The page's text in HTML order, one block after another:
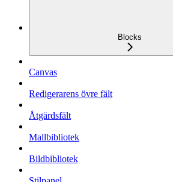
Blocks
Canvas
Redigerarens övre fält
Åtgärdsfält
Mallbibliotek
Bildbibliotek